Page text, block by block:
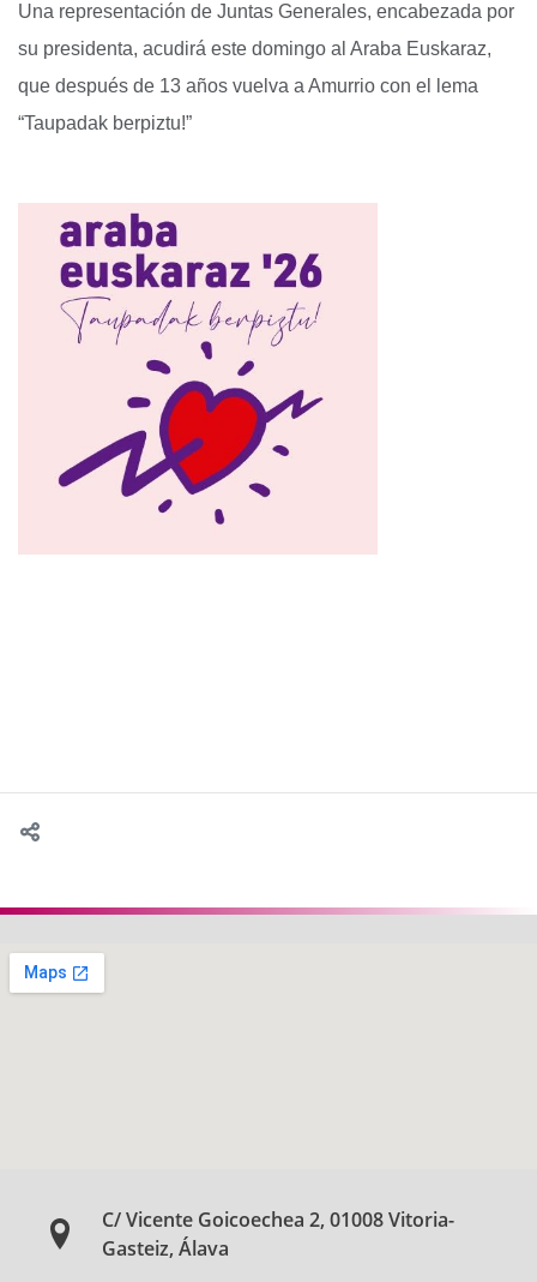
Una representación de Juntas Generales, encabezada por
su presidenta, acudirá este domingo al Araba Euskaraz,
que después de 13 años vuelva a Amurrio con el lema
“Taupadak berpiztu!”
C/ Vicente Goicoechea 2, 01008 Vitoria-
Gasteiz, Álava